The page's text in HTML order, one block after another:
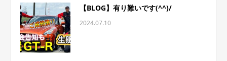
【BLOG】有り難いです(^^)/
2024.07.10